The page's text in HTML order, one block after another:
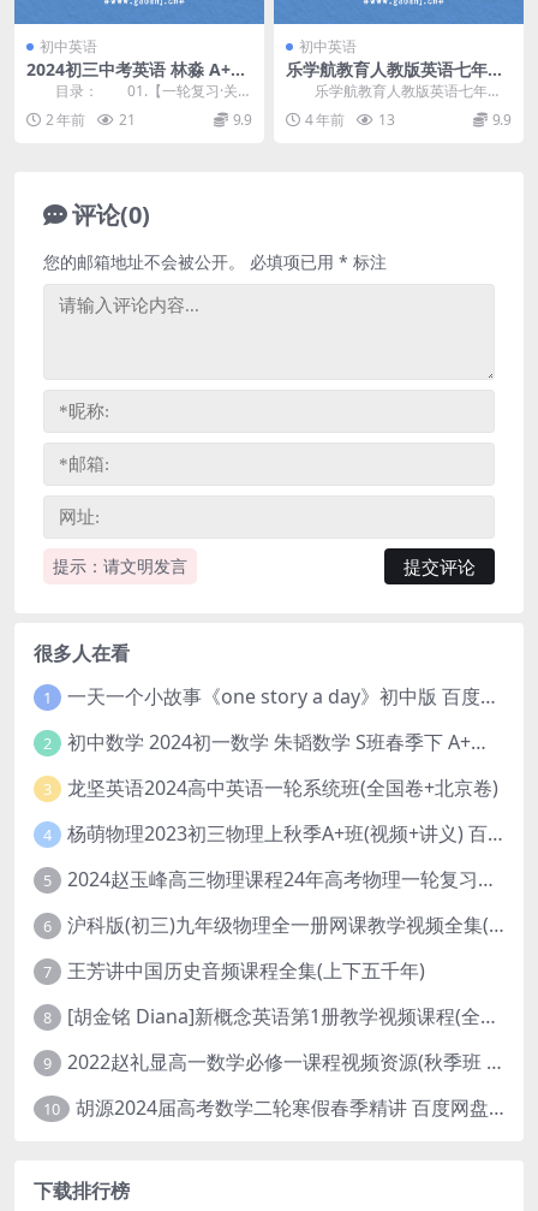
初中英语
2024初三中考英语 林淼 A+春
季班 百度网盘分享
目录： 01.【一轮复习·关爱
老人】语法(名词)+阅读理解精讲
+词汇精讲(...
2 年前 21 9.9
初中英语
乐学航教育人教版英语七年级
上册同步辅导课程（初一）网
盘分享
乐学航教育人教版英语七年级
上册同步辅导课程，网盘分享初中
英语课程3.08G高...
4 年前 13 9.9
评论(0)
提示：请文明发言
您的邮箱地址不会被公开。 必填项已用 * 标注
很多人在看
1 一天一个小故事《one story a day》初中版 百度网盘分享下载
2 初中数学 2024初一数学 朱韬数学 S班春季下 A+班春季下 百度云网盘
3 龙坚英语2024高中英语一轮系统班(全国卷+北京卷)
4 杨萌物理2023初三物理上秋季A+班(视频+讲义) 百度网盘分享
5 2024赵玉峰高三物理课程24年高考物理一轮复习网课教程
6 沪科版(初三)九年级物理全一册网课教学视频全集(录播版 杜春雨 66讲)
7 王芳讲中国历史音频课程全集(上下五千年)
8 [胡金铭 Diana]新概念英语第1册教学视频课程(全集 百度网盘下载)
9 2022赵礼显高一数学必修一课程视频资源(秋季班 含讲义)百度网盘云
10 胡源2024届高考数学二轮寒假春季精讲 百度网盘分享
下载排行榜